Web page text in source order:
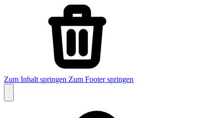
Zum Inhalt springen Zum Footer springen